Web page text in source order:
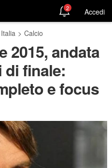
2 Accedi
> Calcio
2015, andata
di finale:
e focus